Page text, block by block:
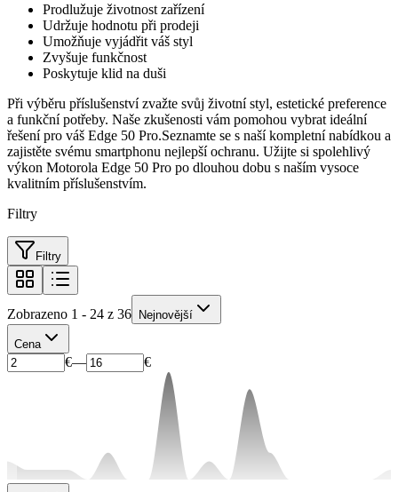
Prodlužuje životnost zařízení
Udržuje hodnotu při prodeji
Umožňuje vyjádřit váš styl
Zvyšuje funkčnost
Poskytuje klid na duši
Při výběru příslušenství zvažte svůj životní styl, estetické preference
a funkční potřeby. Naše zkušenosti vám pomohou vybrat ideální
řešení pro váš Edge 50 Pro.Seznamte se s naší kompletní nabídkou a
zajistěte svému smartphonu nejlepší ochranu. Užijte si spolehlivý
výkon Motorola Edge 50 Pro po dlouhou dobu s naším vysoce
kvalitním příslušenstvím.
Filtry
Filtry
Zobrazeno 1 - 24 z 36 Nejnovější
Cena
€— €